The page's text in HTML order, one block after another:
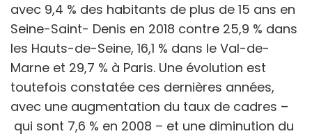
avec 9,4 % des habitants de plus de 15 ans en
Seine-Saint- Denis en 2018 contre 25,9 % dans
les Hauts-de-Seine, 16,1 % dans le Val-de-
Marne et 29,7 % à Paris. Une évolution est
toutefois constatée ces dernières années,
avec une augmentation du taux de cadres –
qui sont 7,6 % en 2008 – et une diminution du